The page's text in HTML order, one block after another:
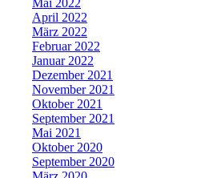
April 2022
März 2022
Februar 2022
Januar 2022
Dezember 2021
November 2021
Oktober 2021
September 2021
Mai 2021
Oktober 2020
September 2020